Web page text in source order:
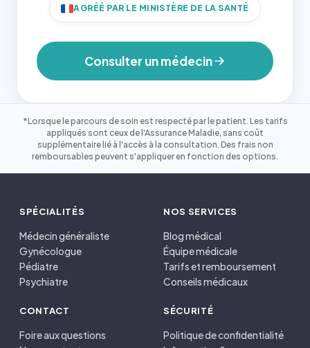
AGRÉÉ PAR LE MINISTÈRE DE LA SANTÉ
Consulter un médecin
*Lorsque le parcours de soin est respecté par le patient. Les tarifs
appliqués sont ceux de l'Assurance Maladie, sans coût
supplémentaire lié à l'accès à la consultation. Des frais non
remboursables peuvent s'appliquer en fonction des options.
SPÉCIALITÉS
Médecin généraliste
Gynécologue
Pédiatre
Psychiatre
NOS SERVICES
Blog médical
Équipe médicale
Tarifs et remboursement
Conseils médicaux
CONTACT
Foire aux questions
SÉCURITÉ
Politique de confidentialité